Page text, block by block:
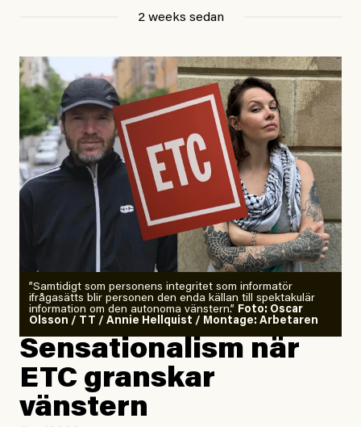
2 weeks sedan
”Samtidigt som personens integritet som informatör
ifrågasätts blir personen den enda källan till spektakulär
information om den autonoma vänstern.” Foto: Oscar
Olsson / TT / Annie Hellquist / Montage: Arbetaren
Sensationalism när
ETC granskar
vänstern